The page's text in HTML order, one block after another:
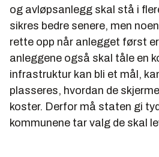
og avløpsanlegg skal stå i
sikres bedre senere, men
rette opp når anlegget først
anleggene også skal tåle en
infrastruktur kan bli et mål,
plasseres, hvordan de
koster. Derfor må staten gi
kommunene tar valg de skal